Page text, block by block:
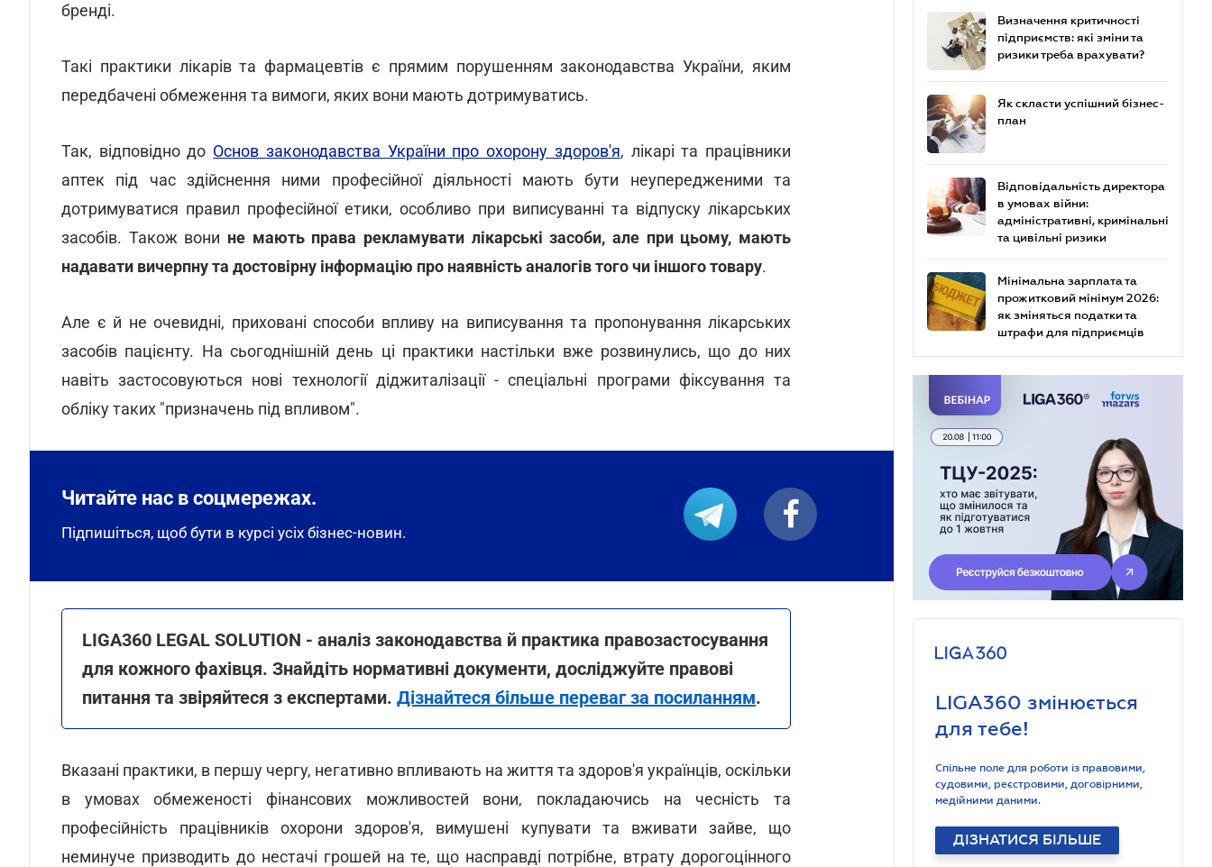
бренді.
Такі практики лікарів та фармацевтів є прямим порушенням законодавства України, яким
передбачені обмеження та вимоги, яких вони мають дотримуватись.
Так, відповідно до Основ законодавства України про охорону здоров'я, лікарі та працівники
аптек під час здійснення ними професійної діяльності мають бути неупередженими та
дотримуватися правил професійної етики, особливо при виписуванні та відпуску лікарських
засобів. Також вони не мають права рекламувати лікарські засоби, але при цьому, мають
надавати вичерпну та достовірну інформацію про наявність аналогів того чи іншого товару.
Але є й не очевидні, приховані способи впливу на виписування та пропонування лікарських
засобів пацієнту. На сьогоднішній день ці практики настільки вже розвинулись, що до них
навіть застосовуються нові технології діджиталізації - спеціальні програми фіксування та
обліку таких "призначень під впливом".
Читайте нас в соцмережах.
Підпишіться, щоб бути в курсі усіх бізнес-новин.
LIGA360 LEGAL SOLUTION - аналіз законодавства й практика правозастосування
для кожного фахівця. Знайдіть нормативні документи, досліджуйте правові
питання та звіряйтеся з експертами. Дізнайтеся більше переваг за посиланням.
Вказані практики, в першу чергу, негативно впливають на життя та здоров'я українців, оскільки
в умовах обмеженості фінансових можливостей вони, покладаючись на чесність та
професійність працівників охорони здоров'я, вимушені купувати та вживати зайве, що
неминуче призводить до нестачі грошей на те, що насправді потрібне, втрату дорогоцінного
Визначення критичності
підприємств: які зміни та
ризики треба врахувати?
Як скласти успішний бізнес-
план
Відповідальність директора
в умовах війни:
адміністративні, кримінальні
та цивільні ризики
Мінімальна зарплата та
прожитковий мінімум 2026:
як зміняться податки та
штрафи для підприємців
LIGA360 змінюється
для тебе!
Спільне поле для роботи із правовими,
судовими, реєстровими, договірними,
медійними даними.
ДІЗНАТИСЯ БІЛЬШЕ